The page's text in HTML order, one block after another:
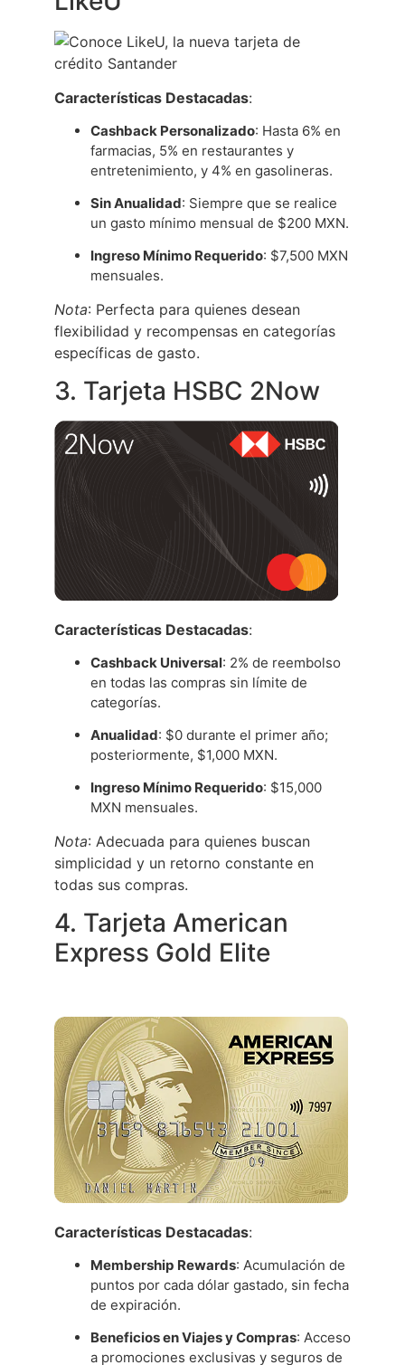
Características Destacadas:
Cashback Personalizado: Hasta 6% en
farmacias, 5% en restaurantes y
entretenimiento, y 4% en gasolineras.
Sin Anualidad: Siempre que se realice
un gasto mínimo mensual de $200 MXN.
Ingreso Mínimo Requerido: $7,500 MXN
mensuales.
Nota: Perfecta para quienes desean
flexibilidad y recompensas en categorías
específicas de gasto.
3. Tarjeta HSBC 2Now
Características Destacadas:
Cashback Universal: 2% de reembolso
en todas las compras sin límite de
categorías.
Anualidad: $0 durante el primer año;
posteriormente, $1,000 MXN.
Ingreso Mínimo Requerido: $15,000
MXN mensuales.
Nota: Adecuada para quienes buscan
simplicidad y un retorno constante en
todas sus compras.
4. Tarjeta American
Express Gold Elite
Características Destacadas:
Membership Rewards: Acumulación de
puntos por cada dólar gastado, sin fecha
de expiración.
Beneficios en Viajes y Compras: Acceso
a promociones exclusivas y seguros de